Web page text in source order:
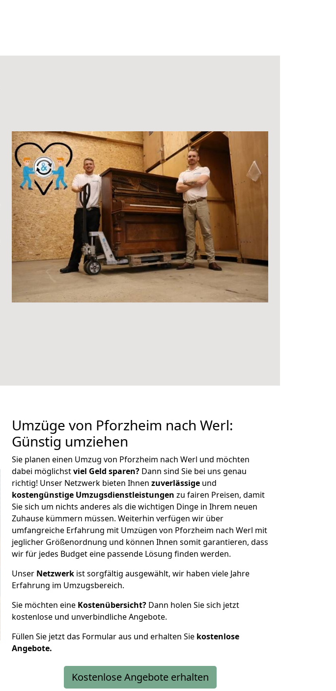
Umzüge von Pforzheim nach Werl:
Günstig umziehen
Sie planen einen Umzug von Pforzheim nach Werl und möchten
dabei möglichstviel Geld sparen? Dann sind Sie bei uns genau
richtig! Unser Netzwerk bieten Ihnen zuverlässige und
kostengünstige Umzugsdienstleistungen zu fairen Preisen, damit
Sie sich um nichts anderes als die wichtigen Dinge in Ihrem neuen
Zuhause kümmern müssen. Weiterhin verfügen wir über
umfangreiche Erfahrung mit Umzügen von Pforzheim nach Werl mit
jeglicher Größenordnung und können Ihnen somit garantieren, dass
wir für jedes Budget eine passende Lösung finden werden.
Unser Netzwerk ist sorgfältig ausgewählt, wir haben viele Jahre
Erfahrung im Umzugsbereich.
Sie möchten eine Kostenübersicht? Dann holen Sie sich jetzt
kostenlose und unverbindliche Angebote.
Füllen Sie jetzt das Formular aus und erhalten Sie kostenlose
Angebote.
Kostenlose Angebote erhalten